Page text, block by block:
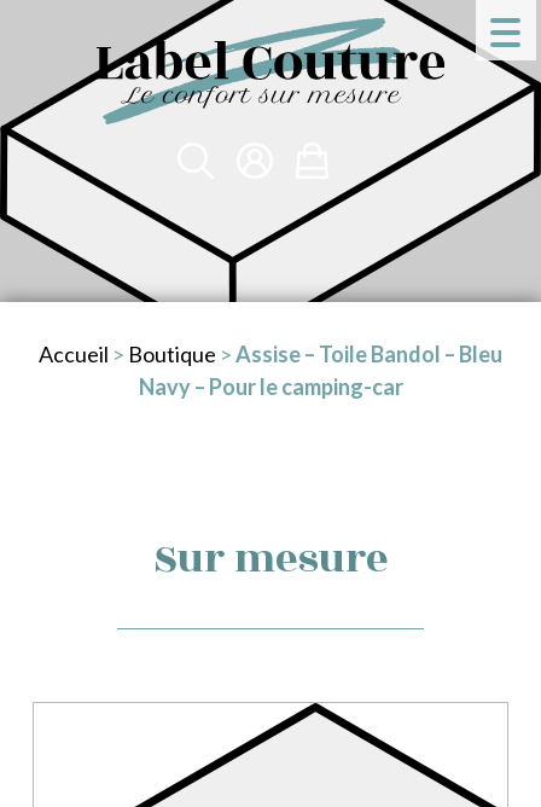
Accueil > Boutique >Assise – Toile Bandol – Bleu
Navy – Pour le camping-car
Sur mesure